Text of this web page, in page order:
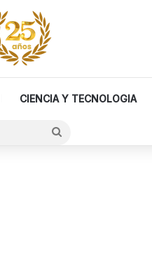
CIENCIA Y TECNOLOGIA